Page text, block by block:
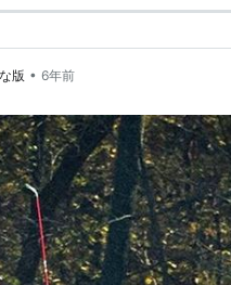
いう設定で、姉妹たちに様
投票するものである。
変動し、「♂危険度」が
たさず、第2回でいきなり
いたっては投票数が開示さ
版 • 6年前